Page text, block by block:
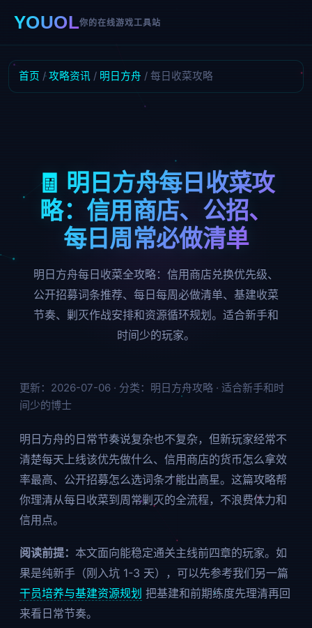
YOUOL你的在线游戏工具站
首页 /攻略资讯 / 明日方舟 / 每日收菜攻略
🧾 明日方舟每日收菜攻
略：信用商店、公招、
每日周常必做清单
明日方舟每日收菜全攻略：信用商店兑换优先级、
公开招募词条推荐、每日每周必做清单、基建收菜
节奏、剿灭作战安排和资源循环规划。适合新手和
时间少的玩家。
更新：2026-07-06 · 分类：明日方舟攻略 · 适合新手和时
间少的博士
明日方舟的日常节奏说复杂也不复杂，但新玩家经常不
清楚每天上线该优先做什么、信用商店的货币怎么拿效
率最高、公开招募怎么选词条才能出高星。这篇攻略帮
你理清从每日收菜到周常剿灭的全流程，不浪费体力和
信用点。
阅读前提： 本文面向能稳定通关主线前四章的玩家。如
果是纯新手（刚入坑 1-3 天），可以先参考我们另一篇
干员培养与基建资源规划 把基建和前期练度先理清再回
来看日常节奏。